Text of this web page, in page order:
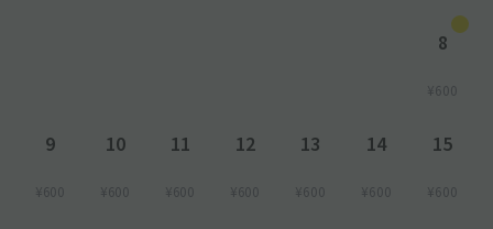
8
¥600
9
¥600
10
¥600
11
¥600
12
¥600
13
¥600
14
¥600
15
¥600